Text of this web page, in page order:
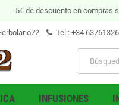
-5€ de descuento en compras
Tel.: +34
INFUSIONES